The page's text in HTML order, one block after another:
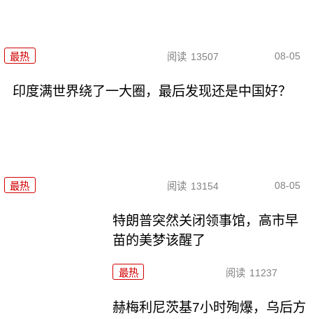
最热 阅读 13507 08-05
印度满世界绕了一大圈，最后发现还是中国好？
最热 阅读 13154 08-05
特朗普突然关闭领事馆，高市早
苗的美梦该醒了
最热 阅读 11237
赫梅利尼茨基7小时殉爆，乌后方